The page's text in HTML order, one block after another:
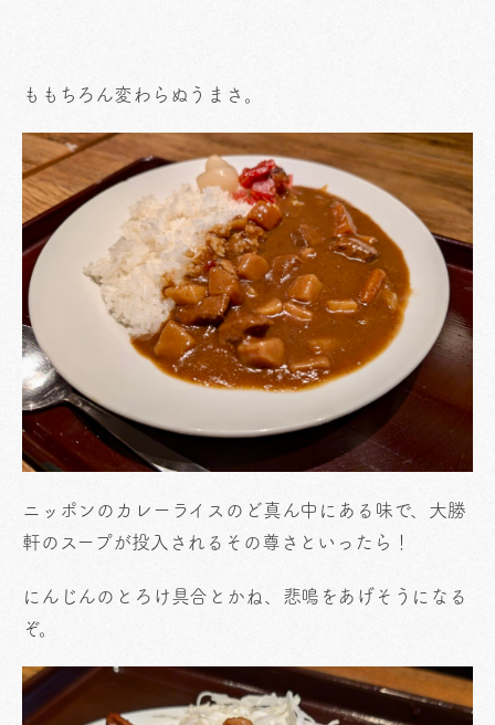
ももちろん変わらぬうまさ。
ニッポンのカレーライスのど真ん中にある味で、大勝
軒のスープが投入されるその尊さといったら！
にんじんのとろけ具合とかね、悲鳴をあげそうになる
ぞ。